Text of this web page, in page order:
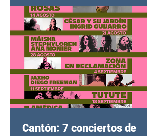
bélicos.
Cantón: 7 conciertos de